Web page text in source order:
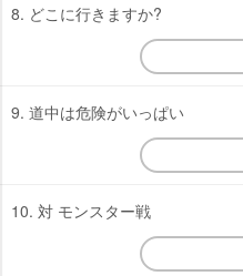
8. どこに行きますか?
9. 道中は危険がいっぱい
10. 対 モンスター戦